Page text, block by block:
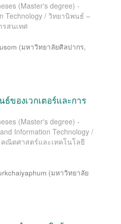
(Master's degree) -
Technology / วิทยานิพนธ์ –
สนเทศ
(มหาวิทยาลัยศิลปากร,
ของเวกเตอร์และการ
(Master's degree) -
Information Technology /
ณิตศาสตร์และเทคโนโลยี
(มหาวิทยาลัย